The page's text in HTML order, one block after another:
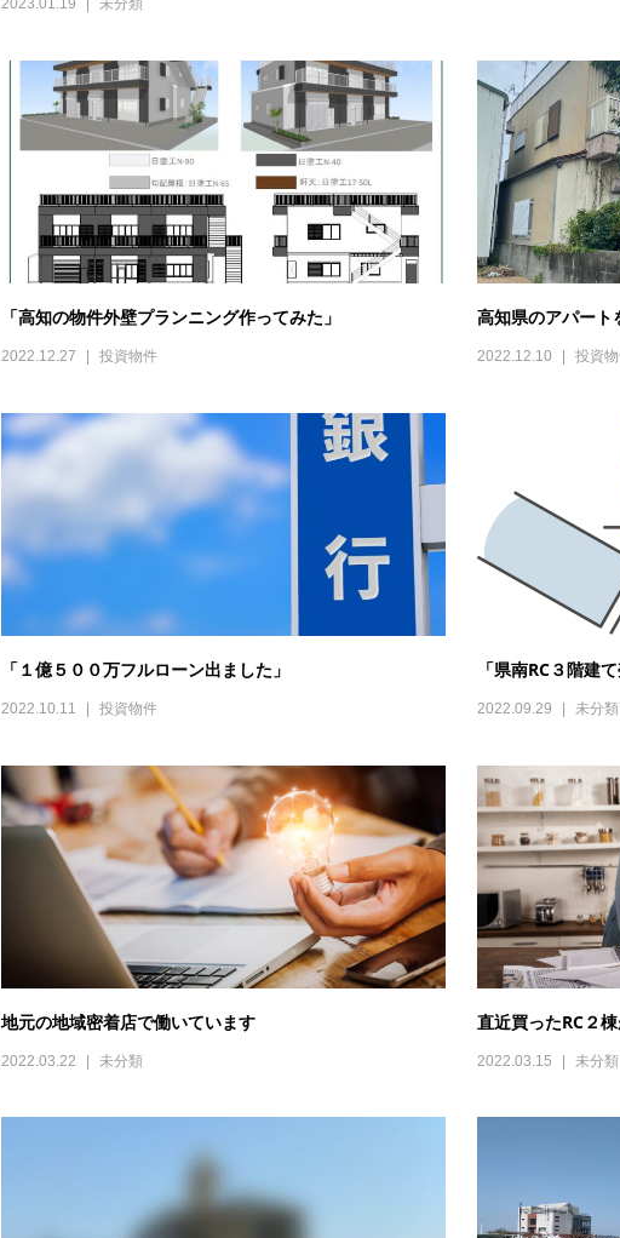
2023.01.19 未分類
「高知の物件外壁プランニング作ってみた」
2022.12.27 投資物件
高知県のアパート
2022.12.10 投資
「１億５００万フルローン出ました」
2022.10.11 投資物件
「県南RC３階建
2022.09.29 未分類
地元の地域密着店で働いています
2022.03.22 未分類
直近買ったRC２
2022.03.15 未分類